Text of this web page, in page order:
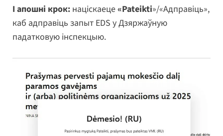
І апошні крок: націскаеце«Pateikti»/«Адправіць»,
каб адправіць запыт EDS у Дзяржаўную
падатковую інспекцыю.